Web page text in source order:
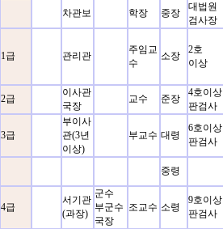
차관보 학장 중장
대법원
검사장
1급 관리관
주임교
수
소장
2호
이상
2급
이사관
국장
교수 준장
4호이상
판검사
3급
부이사
관(3년
이상)
부교수 대령
6호이상
판검사
중령
4급
서기관
(과장)
군수
부군수
국장
조교수 소령
9호이상
판검사